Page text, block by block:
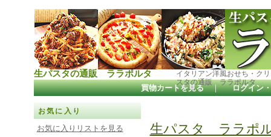
生パスタの通販 ララポルタ
イタリアン洋風おせち・ク
スタの通販 ララポルタ
買物カートを見る ｜ ログイン
お気に入り
お気に入りリストを見る
生パスタ ララポ